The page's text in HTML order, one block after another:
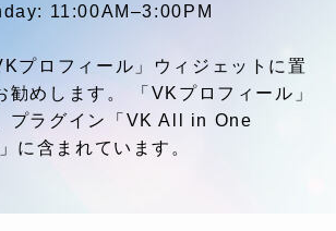
11:00AM–3:00PM
プロフィール」ウィジェットに置
勧めします。 「VKプロフィール」
プラグイン「VK All in One
含まれています。